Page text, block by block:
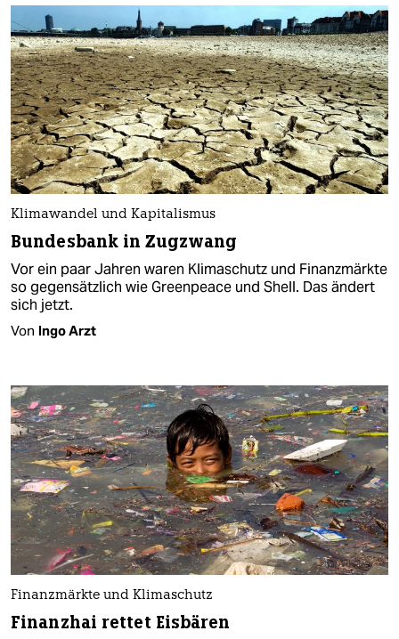
Klimawandel und Kapitalismus
Bundesbank in Zugzwang
Vor ein paar Jahren waren Klimaschutz und Finanzmärkte
so gegensätzlich wie Greenpeace und Shell. Das ändert
sich jetzt.
Von Ingo Arzt
Finanzmärkte und Klimaschutz
Finanzhai rettet Eisbären